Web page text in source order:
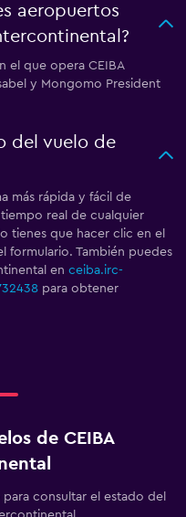
aeropuertos
el que opera CEIBA
y Mongomo President
del vuelo de
más rápida y fácil de
real de cualquier
tienes que hacer clic en el
formulario. También puedes
en ceiba.irc-
para obtener
de CEIBA
consultar el estado del